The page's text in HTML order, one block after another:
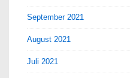
September 2021
August 2021
Juli 2021